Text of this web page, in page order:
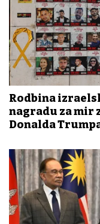
Rodbina
nagradu za mir
Donalda